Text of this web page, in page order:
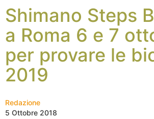
Shimano Steps
a Roma 6 e 7
per provare le
2019
Redazione
5 Ottobre 2018